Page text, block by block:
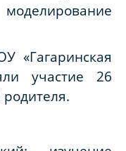
«Гагаринская
участие 26